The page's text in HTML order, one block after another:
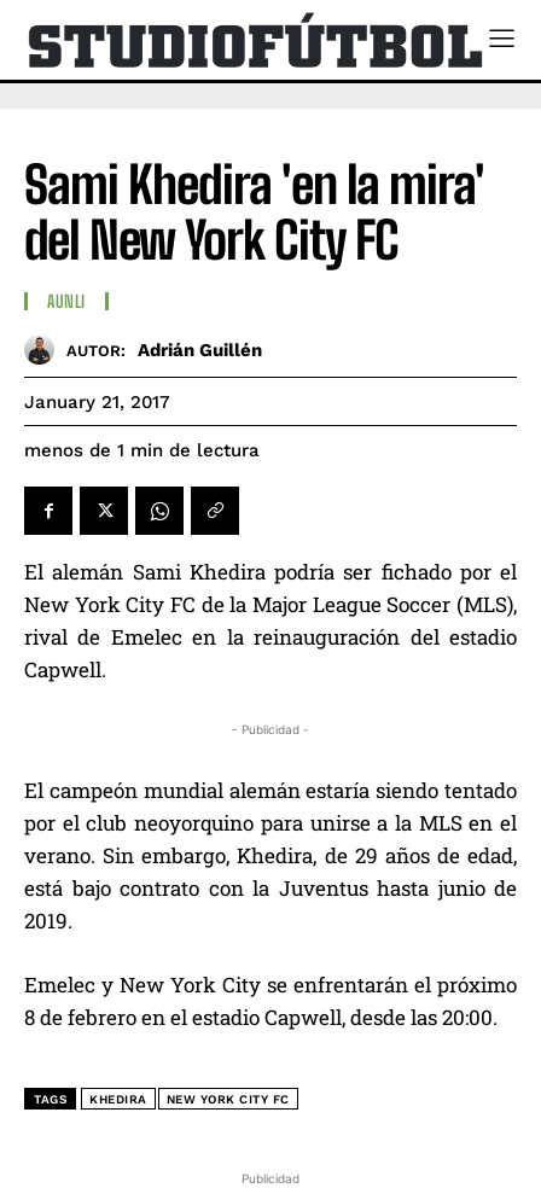
Publicidad
Sami Khedira 'en la mira'
del New York City FC
AUNLI
AUTOR: Adrián Guillén
January 21, 2017
menos de 1 min de lectura
El alemán Sami Khedira podría ser fichado por el
New York City FC de la Major League Soccer (MLS),
rival de Emelec en la reinauguración del estadio
Capwell.
- Publicidad -
El campeón mundial alemán estaría siendo tentado
por el club neoyorquino para unirse a la MLS en el
verano. Sin embargo, Khedira, de 29 años de edad,
está bajo contrato con la Juventus hasta junio de
2019.
Emelec y New York City se enfrentarán el próximo
8 de febrero en el estadio Capwell, desde las 20:00.
TAGS KHEDIRA NEW YORK CITY FC